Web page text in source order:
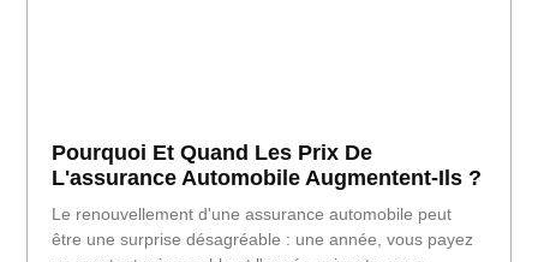
Pourquoi Et Quand Les Prix De
L'assurance Automobile Augmentent-Ils ?
Le renouvellement d'une assurance automobile peut
être une surprise désagréable : une année, vous payez